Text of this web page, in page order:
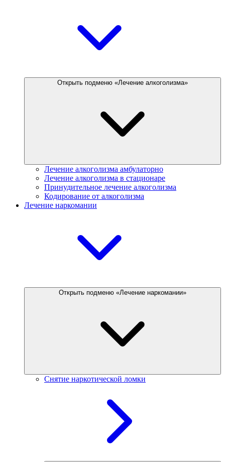
Открыть подменю «Лечение алкоголизма»
Лечение алкоголизма амбулаторно
Лечение алкоголизма в стационаре
Принудительное лечение алкоголизма
Кодирование от алкоголизма
Лечение наркомании
Открыть подменю «Лечение наркомании»
Снятие наркотической ломки